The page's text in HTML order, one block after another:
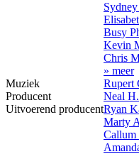
Busy
Kevin
Chris
» meer
Muziek
Rupert
Producent
Neal
Uitvoerend producentRyan
Marty
Callum